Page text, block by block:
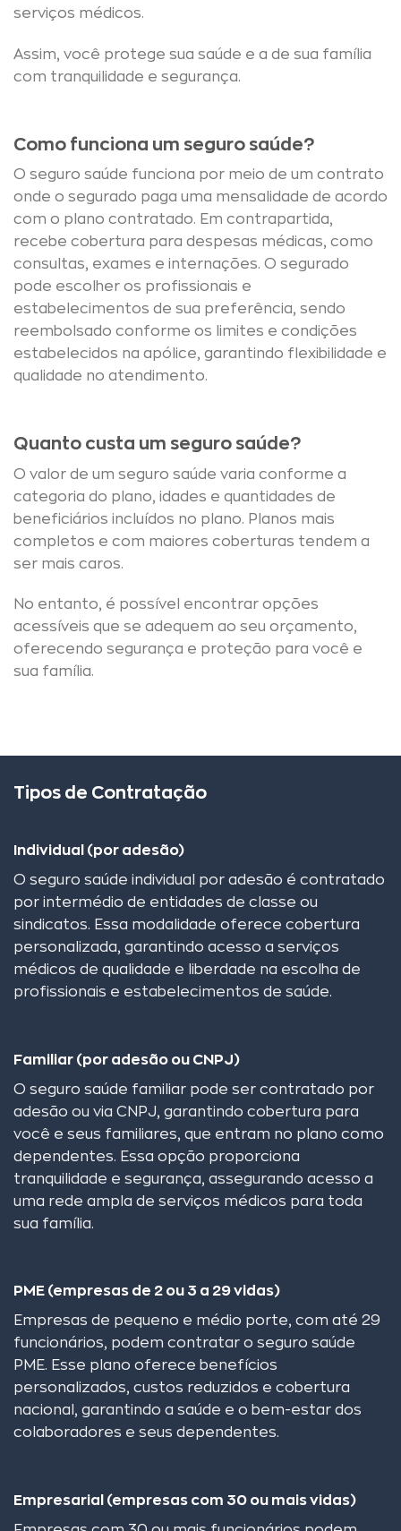
serviços médicos.
Assim, você protege sua saúde e a de sua família
com tranquilidade e segurança.
Como funciona um seguro saúde?
O seguro saúde funciona por meio de um contrato
onde o segurado paga uma mensalidade de acordo
com o plano contratado. Em contrapartida,
recebe cobertura para despesas médicas, como
consultas, exames e internações. O segurado
pode escolher os profissionais e
estabelecimentos de sua preferência, sendo
reembolsado conforme os limites e condições
estabelecidos na apólice, garantindo flexibilidade e
qualidade no atendimento.
Quanto custa um seguro saúde?
O valor de um seguro saúde varia conforme a
categoria do plano, idades e quantidades de
beneficiários incluídos no plano. Planos mais
completos e com maiores coberturas tendem a
ser mais caros.
No entanto, é possível encontrar opções
acessíveis que se adequem ao seu orçamento,
oferecendo segurança e proteção para você e
sua família.
Tipos de Contratação
Individual (por adesão)
O seguro saúde individual por adesão é contratado
por intermédio de entidades de classe ou
sindicatos. Essa modalidade oferece cobertura
personalizada, garantindo acesso a serviços
médicos de qualidade e liberdade na escolha de
profissionais e estabelecimentos de saúde.
Familiar (por adesão ou CNPJ)
O seguro saúde familiar pode ser contratado por
adesão ou via CNPJ, garantindo cobertura para
você e seus familiares, que entram no plano como
dependentes. Essa opção proporciona
tranquilidade e segurança, assegurando acesso a
uma rede ampla de serviços médicos para toda
sua família.
PME (empresas de 2 ou 3 a 29 vidas)
Empresas de pequeno e médio porte, com até 29
funcionários, podem contratar o seguro saúde
PME. Esse plano oferece benefícios
personalizados, custos reduzidos e cobertura
nacional, garantindo a saúde e o bem-estar dos
colaboradores e seus dependentes.
Empresarial (empresas com 30 ou mais vidas)